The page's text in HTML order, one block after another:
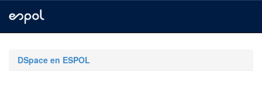
navigationDSpace en ESPOL